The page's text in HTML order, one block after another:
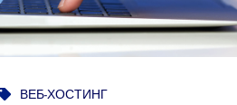
ВЕБ-ХОСТИНГ